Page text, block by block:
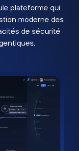
plateforme qui
moderne des
de sécurité